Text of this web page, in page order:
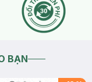
BẠN